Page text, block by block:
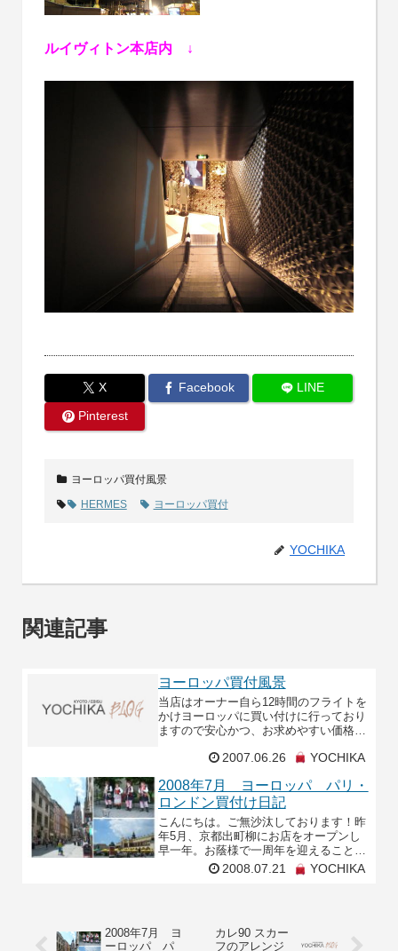
ルイヴィトン本店内 ↓
X Facebook
LINE
Pinterest
ヨーロッパ買付風景
HERMES
ヨーロッパ買付
YOCHIKA
関連記事
ヨーロッパ買付風景
当店はオーナー自ら12時間のフライトを
かけヨーロッパに買い付けに行っており
ますので安心かつ、お求めやすい価格で
入口のショーウィンド今では有名なウイ
2007.06.26 YOCHIKA
2008年7月 ヨーロッパ パリ・
ロンドン買付け日記
こんにちは。ご無沙汰しております！昨
年5月、京都出町柳にお店をオープンし
早一年。お蔭様で一周年を迎えることが
出来ました。京都独特の夏真っ盛り、日
本三大祭の一つでもある祇園祭の頃はも
2008.07.21 YOCHIKA
2008年7月 ヨ
ーロッパ パ
カレ90 スカー
フのアレンジ